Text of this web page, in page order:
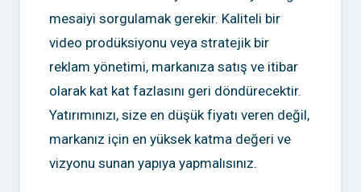
mesaiyi sorgulamak gerekir. Kaliteli bir
video prodüksiyonu veya stratejik bir
reklam yönetimi, markanıza satış ve itibar
olarak kat kat fazlasını geri döndürecektir.
Yatırımınızı, size en düşük fiyatı veren değil,
markanız için en yüksek katma değeri ve
vizyonu sunan yapıya yapmalısınız.